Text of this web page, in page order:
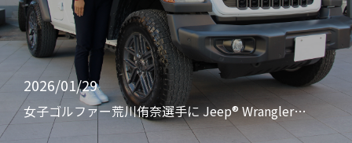
2026/01/29
女子ゴルファー荒川侑奈選手に Jeep® Wrangler…